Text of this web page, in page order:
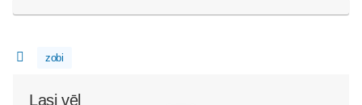
zobi
Lasi vēl